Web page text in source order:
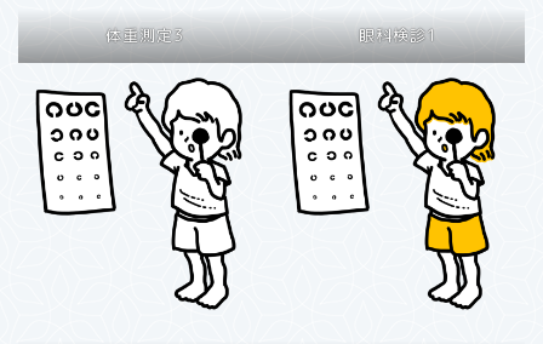
体重測定3 眼科検診1